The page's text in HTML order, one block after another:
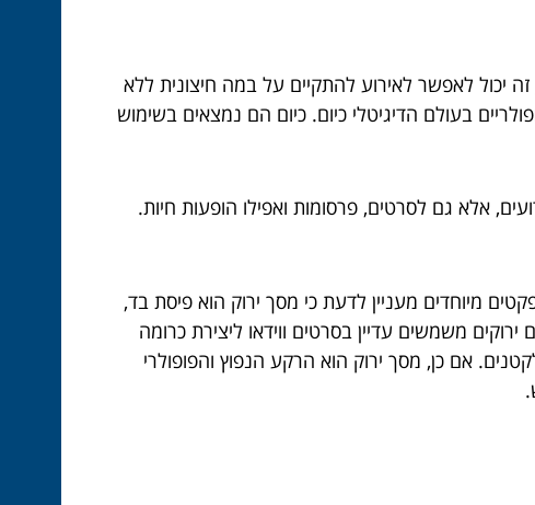
יכול לאפשר לאירוע להתקיים על במה חיצונית ללא
בעולם הדיגיטלי כיום. כיום הם נמצאים בשימוש
אלא גם לסרטים, פרסומות ואפילו הופעות חיות.
מיוחדים מעניין לדעת כי מסך ירוק הוא פיסת בד,
משמשים עדיין בסרטים ווידאו ליצירת כרומה
אם כן, מסך ירוק הוא הרקע הנפוץ והפופולרי